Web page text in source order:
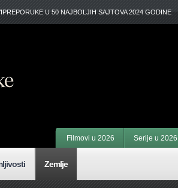
U 50 NAJBOLJIH SAJTOVA 2024 GODINE
Filmovi u 2026 Serije u 2026
Zemlje